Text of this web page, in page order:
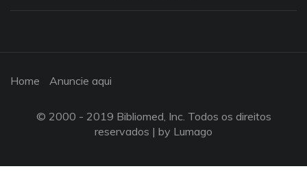
Home Anuncie aqui
© 2000 - 2019 Bibliomed, Inc. Todos os direitos
reservados | by Lumago